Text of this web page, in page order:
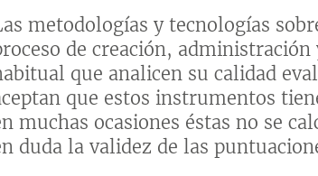
metodologías y tecnologías
de creación,
que analicen su calidad
que estos instrumentos
muchas ocasiones éstas no se
duda la validez de las